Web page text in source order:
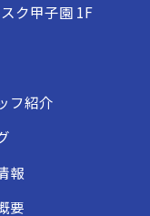
ク甲子園 1F
フ紹介
報
要